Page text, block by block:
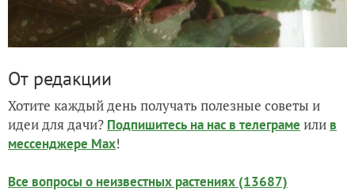
От редакции
Хотите каждый день получать полезные советы и
идеи для дачи? Подпишитесь на нас в телеграме или в
мессенджере Max!
Все вопросы о неизвестных растениях (13687)